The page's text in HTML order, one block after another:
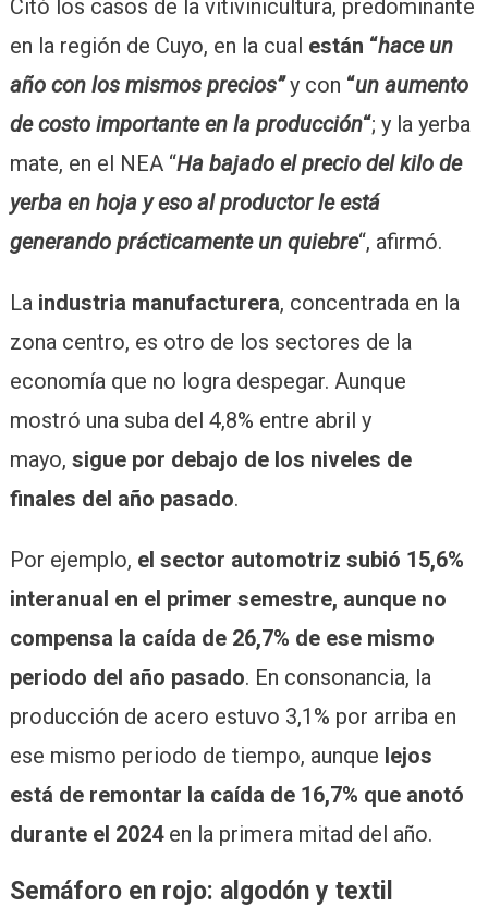
Citó los casos de la vitivinicultura, predominante
en la región de Cuyo, en la cual están “hace un
año con los mismos precios” y con “un aumento
de costo importante en la producción“; y la yerba
mate, en el NEA “Ha bajado el precio del kilo de
yerba en hoja y eso al productor le está
generando prácticamente un quiebre“, afirmó.
La industria manufacturera, concentrada en la
zona centro, es otro de los sectores de la
economía que no logra despegar. Aunque
mostró una suba del 4,8% entre abril y
mayo, sigue por debajo de los niveles de
finales del año pasado.
Por ejemplo, el sector automotriz subió 15,6%
interanual en el primer semestre, aunque no
compensa la caída de 26,7% de ese mismo
periodo del año pasado. En consonancia, la
producción de acero estuvo 3,1% por arriba en
ese mismo periodo de tiempo, aunque lejos
está de remontar la caída de 16,7% que anotó
durante el 2024en la primera mitad del año.
Semáforo en rojo: algodón y textil